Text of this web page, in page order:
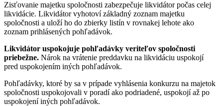
Zisťovanie majetku spoločnosti zabezpečuje likvidátor počas celej
likvidácie. Likvidátor vyhotoví základný zoznam majetku
spoločnosti a uloží ho do zbierky listín v rovnakej lehote ako
zoznam prihlásených pohľadávok.
Likvidátor uspokojuje pohľadávky veriteľov spoločnosti
priebežne. Nárok na vrátenie preddavku na likvidáciu uspokojí
pred uspokojením iných pohľadávok.
Pohľadávky, ktoré by sa v prípade vyhlásenia konkurzu na majetok
spoločnosti uspokojovali v poradí ako podriadené, uspokojí až po
uspokojení iných pohľadávok.